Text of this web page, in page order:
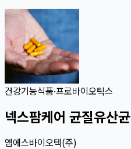
건강기능식품·프로바이오틱스
넥스팜케어 균질유산균
엠에스바이오텍(주)